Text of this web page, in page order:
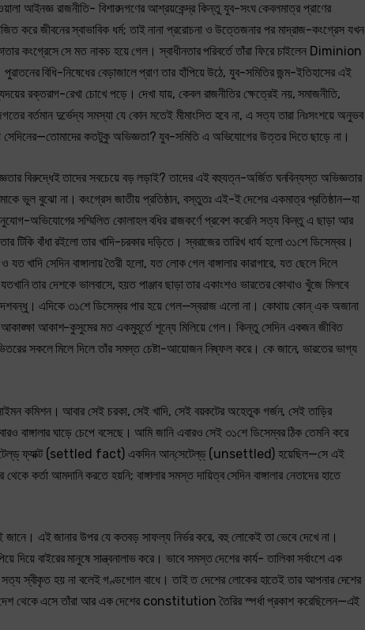
আইনজ্ঞ রাজনীতি- বিশারদগণের আশ্রয়কেন্দ্র কিন্তু যুব-সংঘ কেবলমাত্র প্রাণের
করে জীবনের স্বাভাবিক ধর্ম; তাই নানা প্ররোচনা ও উত্তেজনার পর মাদ্রাজ-কংগ্রেস যখন
কংগ্রেসে সে মত নাকচ হয়ে গেল। স্বাধীনতার পরিবর্তে তাঁরা ফিরে চাইলেন Diminion
বিধি-নিষেধের বেড়াজালে প্রাণ তার হাঁপিয়ে উঠে, যুব-সমিতির জন্ম-ইতিহাসের এই
রক্তরাগ-রেখা চোখে পড়ে। দেখা যায়, কেবল রাজনীতির ক্ষেত্রেই নয়, সমাজনীতি,
বর্তমান দুর্ভেদ্য সমস্যা যে কোন মতেই মীমাংসিত হবে না, এ সত্য তারা নিঃসংশয়ে অনুভব
কতটুকু অভিজ্ঞতা? যুব-সমিতি এ অভিযোগের উত্তর দিতে ছাড়ে না।
বিরুদ্ধেই তাদের সবচেয়ে বড় লড়াই? তাদের এই বহুযত্ন-অর্জিত ঘনবিন্যস্ত অভিজ্ঞতার
ভুল বুঝো না। কংগ্রেস জাতীয় প্রতিষ্ঠান, বস্তুতঃ এই-ই দেশের একমাত্র প্রতিষ্ঠান—যা
অভিযোগের সম্মিলিত কোলাহল বধির রাজকর্ণে প্রবেশ করেনি সত্য কিন্তু এ ছাড়া আর
বাঁধা রইলো তার খাদি-চরকার দড়িতে। স্বরাজের তারিখ ধার্য হলো ৩১শে ডিসেম্বর।
খাদি সেদিন বাঙ্গালায় তৈরী হলো, যত লোক গেল বাঙ্গালার কারাগারে, যত ছেলে দিলে
তার দেশকে ভালবাসে, হয়ত পাঞ্জাব ছাড়া তার একাংশও ভারতের কোথাও খুঁজে মিলবে
দেশবন্ধু। এদিকে ৩১শে ডিসেম্বর পার হয়ে গেল—স্বরাজ এলো না। কোথায় কোন্‌ এক অজানা
আকাশ-কুসুমের মত একমুহূর্তে শূন্যে মিলিয়ে গেল। কিন্তু সেদিন একজন জীবিত
সকলে মিলে দিলে তাঁর সমস্ত চেষ্টা-আয়োজন নিষ্ফল করে। কে জানে, ভারতের ভাগ্য
সাইমন কমিশন। আবার সেই চরকা, সেই খাদি, সেই বয়কটের অহেতুক গর্জন, সেই তাড়ির
বাঙ্গালার ঘাড়ে চেপে বসেছে। আমি জানি এবারও সেই ৩১শে ডিসেম্বর ঠিক তেমনি করে
সেটেল্‌ড্‌ ফ্যাক্ট (settled fact) একদিন আন্‌সেটেল্‌ড্‌ (unsettled) হয়েছিল—সে এই
কর্তা আমদানি করতে হয়নি; বাঙ্গালার সমস্ত দায়িত্ব সেদিন বাঙ্গালার নেতাদের হাতে
এই জানার উপর যে কতবড় সাফল্য নির্ভর করে, বহু লোকেই তা ভেবে দেখে না।
বাইরের মানুষে সান্ত্বনালাভ করে। ভাবে সমস্ত দেশের কার্য- তালিকা সর্বাংশে এক
স্বীকৃত হয় না বলেই গণ্ডগোল বাধে। তাই ত দেশের লোকের হাতেই তার আপনার দেশের
থেকে এসে তাঁরা আর এক দেশের constitution তৈরির স্পর্ধা প্রকাশ করেছিলেন—এই